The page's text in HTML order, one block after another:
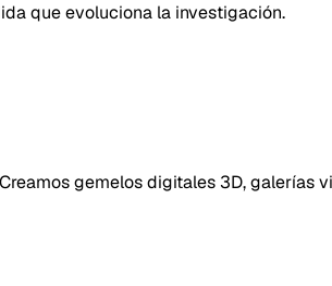
que evoluciona la investigación.
gemelos digitales 3D, galerías